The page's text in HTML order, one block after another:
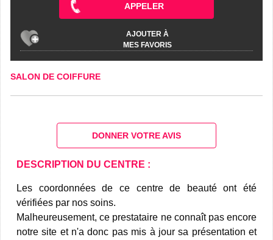
APPELER
AJOUTER À
MES FAVORIS
SALON DE COIFFURE
DONNER VOTRE AVIS
DESCRIPTION DU CENTRE :
Les coordonnées de ce centre de beauté ont été
vérifiées par nos soins.
Malheureusement, ce prestataire ne connaît pas encore
notre site et n'a donc pas mis à jour sa présentation et